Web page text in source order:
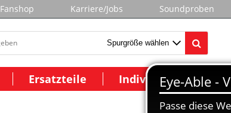
Fanshop Karriere/Jobs Soundproben
Ersatzteile Individuelle Modelle